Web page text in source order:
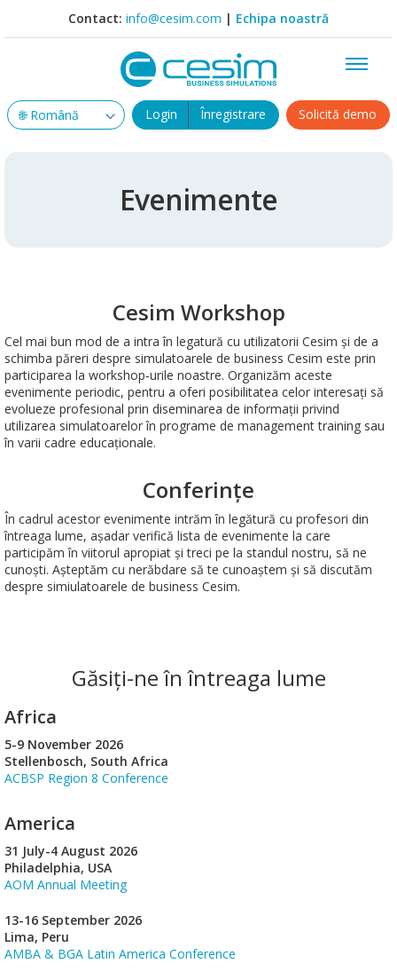
Contact: info@cesim.com | Echipa noastră
Login Înregistrare Solicită demo
Evenimente
Cesim Workshop
Cel mai bun mod de a intra în legatură cu utilizatorii Cesim și de a
schimba păreri despre simulatoarele de business Cesim este prin
participarea la workshop‑urile noastre. Organizăm aceste
evenimente periodic, pentru a oferi posibilitatea celor interesați să
evolueze profesional prin diseminarea de informații privind
utilizarea simulatoarelor în programe de management training sau
în varii cadre educaționale.
Conferințe
În cadrul acestor evenimente intrăm în legătură cu profesori din
întreaga lume, așadar verifică lista de evenimente la care
participăm în viitorul apropiat și treci pe la standul nostru, să ne
cunoști. Așteptăm cu nerăbdare să te cunoaștem și să discutăm
despre simiulatoarele de business Cesim.
Găsiți-ne în întreaga lume
Africa
5-9 November 2026
Stellenbosch, South Africa
ACBSP Region 8 Conference
America
31 July-4 August 2026
Philadelphia, USA
AOM Annual Meeting
13-16 September 2026
Lima, Peru
AMBA & BGA Latin America Conference